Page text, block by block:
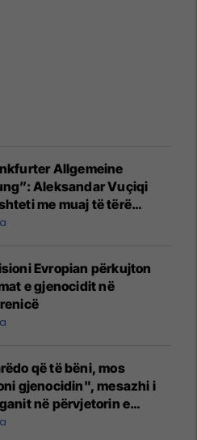
Allgemeine
Aleksandar Vuçiqi
me muaj të tërë
e kriminelëve serbë
Evropian përkujton
e gjenocidit në
që të bëni, mos
gjenocidin", mesazhi i
në përvjetorin e